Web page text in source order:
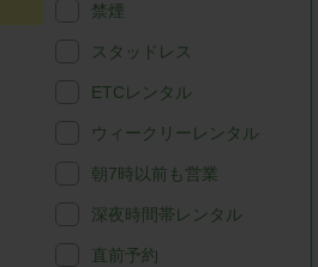
禁煙
スタッドレス
ETCレンタル
ウィークリーレンタル
朝7時以前も営業
深夜時間帯レンタル
直前予約